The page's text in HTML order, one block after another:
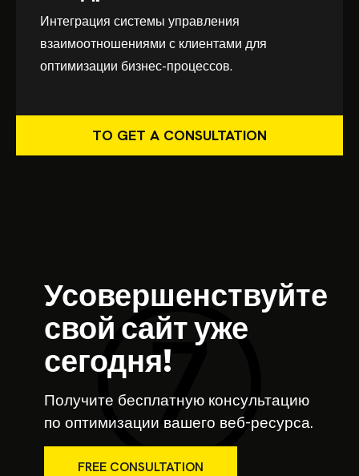
Интеграция системы управления
взаимоотношениями с клиентами для
оптимизации бизнес-процессов.
TO GET A CONSULTATION
Усовершенствуйте
свой сайт уже
сегодня!
Получите бесплатную консультацию
по оптимизации вашего веб-ресурса.
FREE CONSULTATION